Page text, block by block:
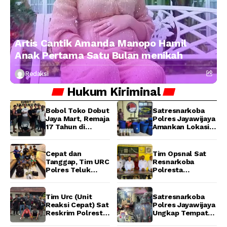
Artis Cantik Amanda Manopo Hamil
Anak Pertama Satu Bulan menikah
Redaksi
Hukum Kiriminal
Bobol Toko Dobut
Jaya Mart, Remaja
17 Tahun di
URC Resmob
Jatanras Polda
Papua Barat
Satresnarkoba
Polres Jayawijaya
Amankan Lokasi
Wamena
Cepat dan
Tanggap, Tim URC
Polres Teluk
Pelaku Pencurian
di SMA
Sanawesen
Tim Opsnal Sat
Resnarkoba
Polresta
Kasus Tindak
Pidana Narkotika
Golongan I Jenis
Shabu di SP 4
Tim Urc (Unit
Reaksi Cepat) Sat
Reskrim Polresta
Satresnarkoba
Polres Jayawijaya
Ungkap Tempat